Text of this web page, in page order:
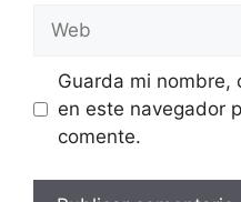
Web
Guarda mi nombre,
en este navegador
comente.